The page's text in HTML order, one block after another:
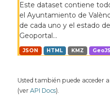
Este dataset contiene
el Ayuntamiento de
de cada uno y el estado
Geoportal...
JSON HTML KMZ
Usted también puede acceder
(ver API Docs).